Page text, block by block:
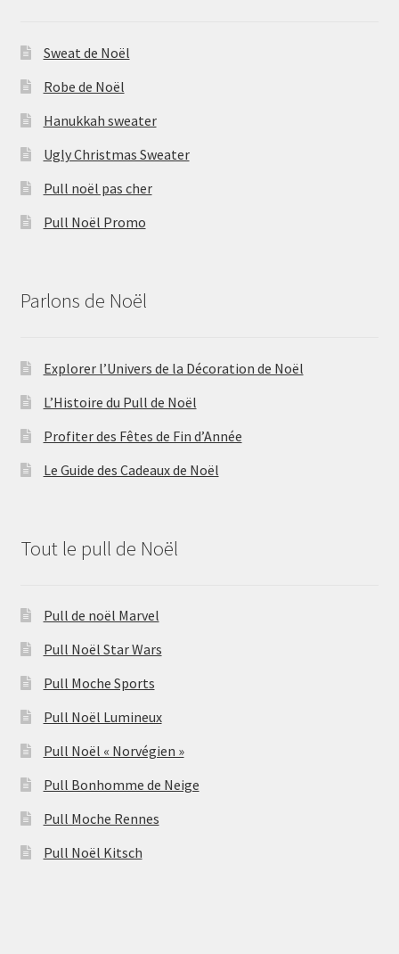
Sweat de Noël
Robe de Noël
Hanukkah sweater
Ugly Christmas Sweater
Pull noël pas cher
Pull Noël Promo
Parlons de Noël
Explorer l’Univers de la Décoration de Noël
L’Histoire du Pull de Noël
Profiter des Fêtes de Fin d’Année
Le Guide des Cadeaux de Noël
Tout le pull de Noël
Pull de noël Marvel
Pull Noël Star Wars
Pull Moche Sports
Pull Noël Lumineux
Pull Noël « Norvégien »
Pull Bonhomme de Neige
Pull Moche Rennes
Pull Noël Kitsch